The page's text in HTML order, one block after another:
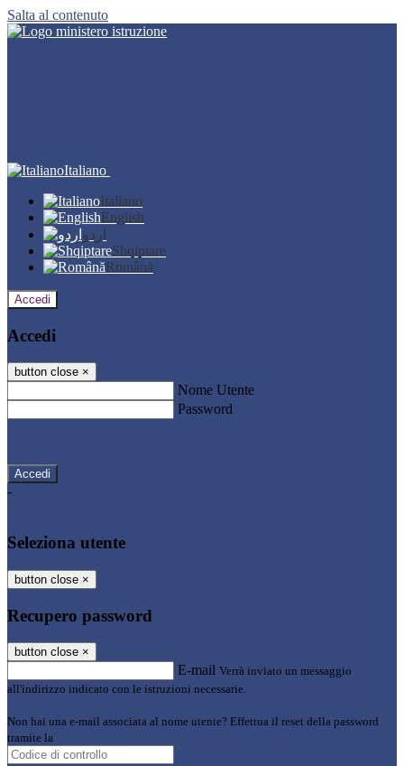
Salta al contenuto
Italiano
Italiano
English
اردو
Shqiptare
Română
Accedi
Accedi
button close ×
Nome Utente
Password
-
Seleziona utente
button close ×
Recupero password
button close ×
E-mail Verrà inviato un messaggio
all'indirizzo indicato con le istruzioni necessarie.
Non hai una e-mail associata al nome utente? Effettua il reset della password
tramite la